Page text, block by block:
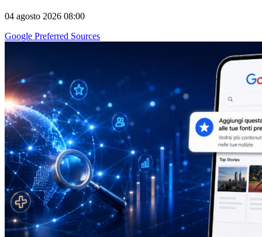
04 agosto 2026 08:00
Google Preferred Sources